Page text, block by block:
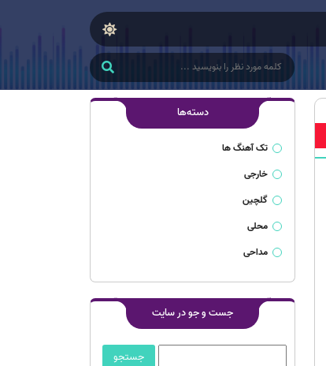
دسته‌ها
تک آهنگ ها
خارجی
گلچین
محلی
مداحی
جست و جو در سایت